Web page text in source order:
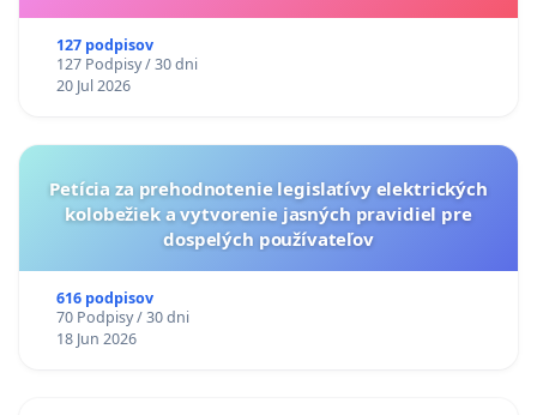
127 podpisov
127 Podpisy / 30 dni
20 Jul 2026
Petícia za prehodnotenie legislatívy elektrických
kolobežiek a vytvorenie jasných pravidiel pre
dospelých používateľov
616 podpisov
70 Podpisy / 30 dni
18 Jun 2026